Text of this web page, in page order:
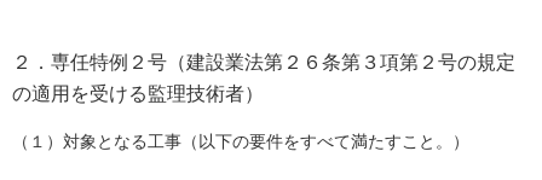
２．専任特例２号（建設業法第２６条第３項第２号の規定
の適用を受ける監理技術者）
（１）対象となる工事（以下の要件をすべて満たすこと。）